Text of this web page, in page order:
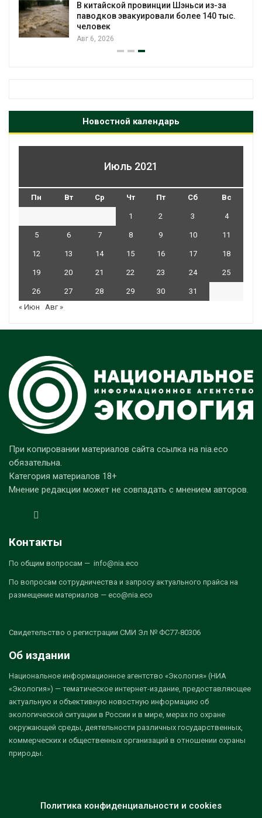
В китайской провинции Шэньси из-за
паводков эвакуировали более 140 тыс.
человек
Авг 6, 2026
Новостной календарь
Июль 2021
Пн Вт Ср Чт Пт Сб Вс
1 2 3 4
5 6 7 8 9 10 11
12 13 14 15 16 17 18
19 20 21 22 23 24 25
26 27 28 29 30
31
« Июн
Авг »
При копировании материалов сайта ссылка на nia.eco
обязательна.
Категория материалов 18+
Мнение редакции может не совпадать с мнением авторов.
Контакты
По общим вопросам — info@nia.eco
По вопросам сотрудничества и запросу актуального прайса на
размещение материалов — eco@nia.eco
Свидетельство о регистрации СМИ Эл № ФС77-80306
Об издании
Национальное информационное агентство «Экология» (НИА
«Экология») — тематическое интернет-издание, предоставляющее
актуальную и объективную новостную информацию об
экологической ситуации в России и в мире, мерах по охране
окружающей среды, деятельности различных государственных,
коммерческих и общественных организаций в отношении охраны
природы.
Политика конфиденциальности и cookies